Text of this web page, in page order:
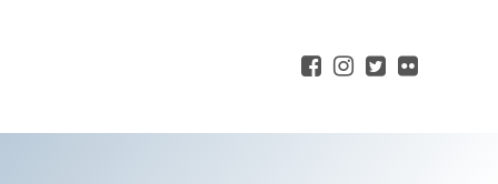
Facebook
Instagram
Twitter